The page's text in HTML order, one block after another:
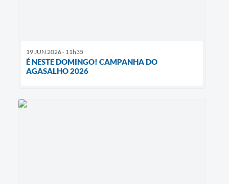
19 JUN 2026 - 11h35
É NESTE DOMINGO! CAMPANHA DO
AGASALHO 2026